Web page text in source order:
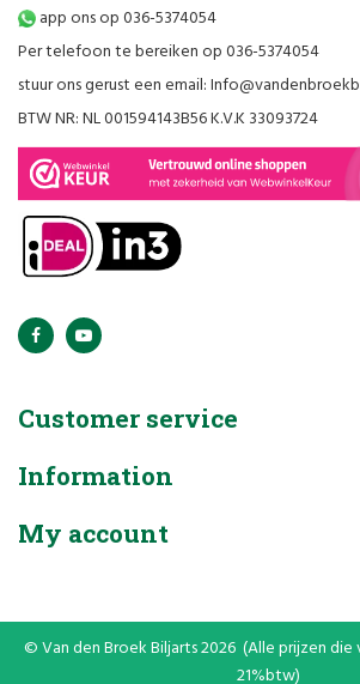
app ons op 036-5374054
Per telefoon te bereiken op 036-5374054
stuur ons gerust een email:
BTW NR: NL 001594143B56 K.V.K 33093724
Customer service
Information
My account
© Van den Broek Biljarts 2026 (Alle prijzen die
21%btw)